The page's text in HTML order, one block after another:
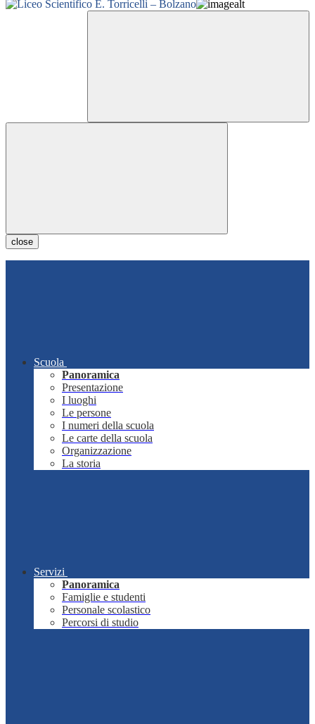
close
Scuola
Panoramica
Presentazione
I luoghi
Le persone
I numeri della scuola
Le carte della scuola
Organizzazione
La storia
Servizi
Panoramica
Famiglie e studenti
Personale scolastico
Percorsi di studio